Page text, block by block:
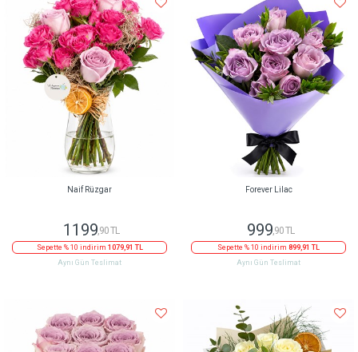
Naif Rüzgar
1199 ,90 TL
Sepette % 10 indirim 1079,91 TL
Aynı Gün Teslimat
Forever Lilac
999,90 TL
Sepette % 10 indirim 899,91 TL
Aynı Gün Teslimat